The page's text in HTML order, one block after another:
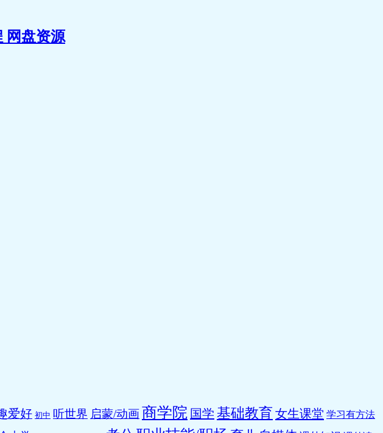
网盘资源
爱好 初中 听世界 启蒙/动画商学院 国学 基础教育 女生课堂 学习有方法